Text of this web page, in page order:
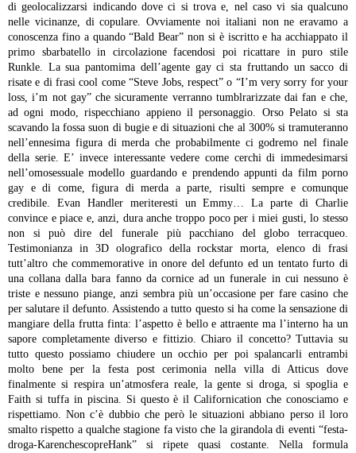
di geolocalizzarsi indicando dove ci si trova e, nel caso vi sia qualcuno
nelle vicinanze, di copulare. Ovviamente noi italiani non ne eravamo a
conoscenza fino a quando “Bald Bear” non si è iscritto e ha acchiappato il
primo sbarbatello in circolazione facendosi poi ricattare in puro stile
Runkle. La sua pantomima dell’agente gay ci sta fruttando un sacco di
risate e di frasi cool come “Steve Jobs, respect” o “I’m very sorry for your
loss, i’m not gay” che sicuramente verranno tumblrarizzate dai fan e che,
ad ogni modo, rispecchiano appieno il personaggio. Orso Pelato si sta
scavando la fossa suon di bugie e di situazioni che al 300% si tramuteranno
nell’ennesima figura di merda che probabilmente ci godremo nel finale
della serie. E’ invece interessante vedere come cerchi di immedesimarsi
nell’omosessuale modello guardando e prendendo appunti da film porno
gay e di come, figura di merda a parte, risulti sempre e comunque
credibile. Evan Handler meriteresti un Emmy… La parte di Charlie
convince e piace e, anzi, dura anche troppo poco per i miei gusti, lo stesso
non si può dire del funerale più pacchiano del globo terracqueo.
Testimonianza in 3D olografico della rockstar morta, elenco di frasi
tutt’altro che commemorative in onore del defunto ed un tentato furto di
una collana dalla bara fanno da cornice ad un funerale in cui nessuno è
triste e nessuno piange, anzi sembra più un’occasione per fare casino che
per salutare il defunto. Assistendo a tutto questo si ha come la sensazione di
mangiare della frutta finta: l’aspetto è bello e attraente ma l’interno ha un
sapore completamente diverso e fittizio. Chiaro il concetto?Tuttavia su
tutto questo possiamo chiudere un occhio per poi spalancarli entrambi
molto bene per la festa post cerimonia nella villa di Atticus dove
finalmente si respira un’atmosfera reale, la gente si droga, si spoglia e
Faith si tuffa in piscina. Si questo è il Californication che conosciamo e
rispettiamo. Non c’è dubbio che però le situazioni abbiano perso il loro
smalto rispetto a qualche stagione fa visto che la girandola di eventi “festa-
droga-KarenchescopreHank” si ripete quasi costante. Nella formula